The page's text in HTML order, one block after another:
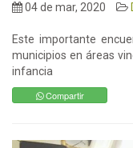
04 de mar, 2020
Este importante
municipios en áreas
infancia
Compartir